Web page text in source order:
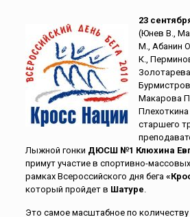
23
(Юнев В.,
М., Абанин
К.,
Макарова
старшего
Лыжной гонки ДЮСШ №1 Клюхина
примут участие в спортивно-
рамках Всероссийского дня бега
который пройдет в Шатуре.
Это самое масштабное по количеству